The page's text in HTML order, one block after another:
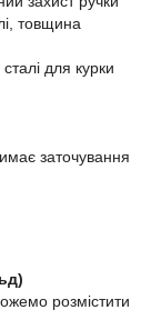
товщина
для курки
заточування
розмістити